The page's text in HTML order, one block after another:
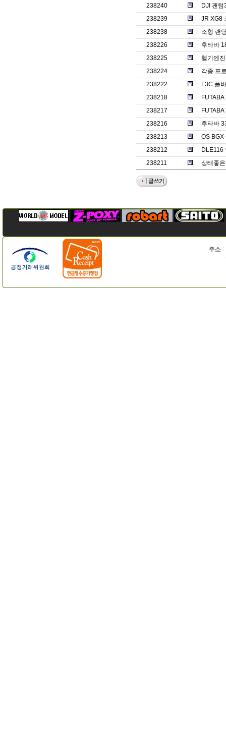
238240
DJI 팬
238239
JR XG8
238238
소형 랜
238226
후타바
238225
헬기엔
238224
각종 프
238222
F3C 풀
238218
238217
238216
후타바
238213
OS
238212
DLE116
238211
상태좋
주소